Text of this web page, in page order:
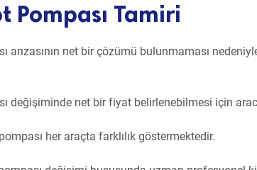
Pompası Tamiri
arızasının net bir çözümü bulunmaması
değişiminde net bir fiyat belirlenebilmesi için
her araçta farklılık göstermektedir.